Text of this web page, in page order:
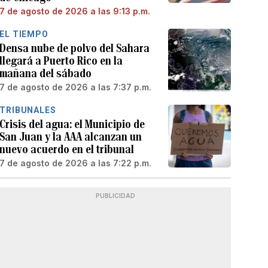
7 de agosto de 2026 a las 9:13 p.m.
EL TIEMPO
Densa nube de polvo del Sahara
llegará a Puerto Rico en la
mañana del sábado
7 de agosto de 2026 a las 7:37 p.m.
TRIBUNALES
Crisis del agua: el Municipio de
San Juan y la AAA alcanzan un
nuevo acuerdo en el tribunal
7 de agosto de 2026 a las 7:22 p.m.
PUBLICIDAD